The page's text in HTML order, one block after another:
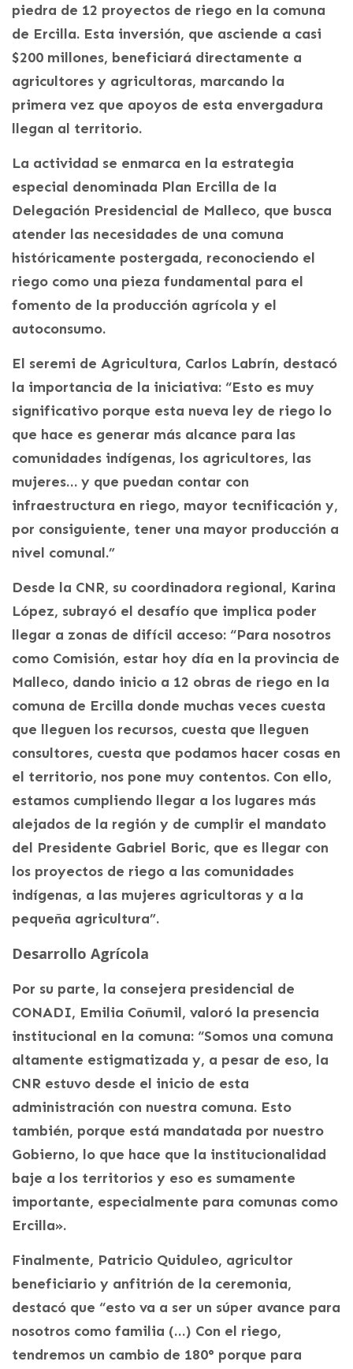
piedra de 12 proyectos de riego en la comuna
de Ercilla. Esta inversión, que asciende a casi
$200 millones, beneficiará directamente a
agricultores y agricultoras, marcando la
primera vez que apoyos de esta envergadura
llegan al territorio.
La actividad se enmarca en la estrategia
especial denominada Plan Ercilla de la
Delegación Presidencial de Malleco, que busca
atender las necesidades de una comuna
históricamente postergada, reconociendo el
riego como una pieza fundamental para el
fomento de la producción agrícola y el
autoconsumo.
El seremi de Agricultura, Carlos Labrín, destacó
la importancia de la iniciativa: “Esto es muy
significativo porque esta nueva ley de riego lo
que hace es generar más alcance para las
comunidades indígenas, los agricultores, las
mujeres… y que puedan contar con
infraestructura en riego, mayor tecnificación y,
por consiguiente, tener una mayor producción a
nivel comunal.”
Desde la CNR, su coordinadora regional, Karina
López, subrayó el desafío que implica poder
llegar a zonas de difícil acceso: “Para nosotros
como Comisión, estar hoy día en la provincia de
Malleco, dando inicio a 12 obras de riego en la
comuna de Ercilla donde muchas veces cuesta
que lleguen los recursos, cuesta que lleguen
consultores, cuesta que podamos hacer cosas en
el territorio, nos pone muy contentos. Con ello,
estamos cumpliendo llegar a los lugares más
alejados de la región y de cumplir el mandato
del Presidente Gabriel Boric, que es llegar con
los proyectos de riego a las comunidades
indígenas, a las mujeres agricultoras y a la
pequeña agricultura”.
Desarrollo Agrícola
Por su parte, la consejera presidencial de
CONADI, Emilia Coñumil, valoró la presencia
institucional en la comuna: “Somos una comuna
altamente estigmatizada y, a pesar de eso, la
CNR estuvo desde el inicio de esta
administración con nuestra comuna. Esto
también, porque está mandatada por nuestro
Gobierno, lo que hace que la institucionalidad
baje a los territorios y eso es sumamente
importante, especialmente para comunas como
Ercilla».
Finalmente, Patricio Quiduleo, agricultor
beneficiario y anfitrión de la ceremonia,
destacó que “esto va a ser un súper avance para
nosotros como familia (…) Con el riego,
tendremos un cambio de 180° porque para